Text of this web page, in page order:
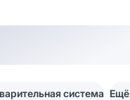
система Ещё